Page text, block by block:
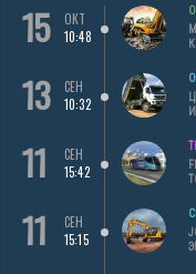
15
ОКТ
10:48
13
СЕН
10:32
11
СЕН
15:42
11
СЕН
15:15